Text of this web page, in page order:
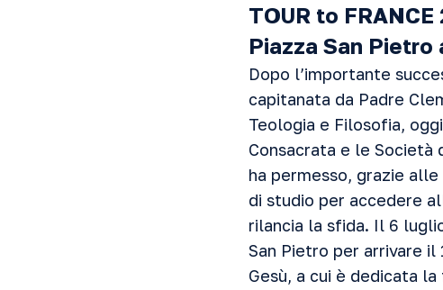
TOUR to FRANCE
Piazza San
Dopo l’importante
capitanata da Padre
Teologia e Filosofia,
Consacrata e le Società
ha permesso, grazie
di studio per
rilancia la sfida. Il 6
San Pietro per arrivare
Gesù, a cui è dedicata